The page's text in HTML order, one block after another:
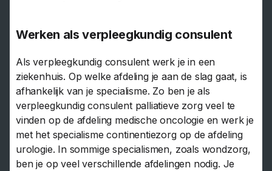
Werken als verpleegkundig consulent
Als verpleegkundig consulent werk je in een
ziekenhuis. Op welke afdeling je aan de slag gaat, is
afhankelijk van je specialisme. Zo ben je als
verpleegkundig consulent palliatieve zorg veel te
vinden op de afdeling medische oncologie en werk je
met het specialisme continentiezorg op de afdeling
urologie. In sommige specialismen, zoals wondzorg,
ben je op veel verschillende afdelingen nodig. Je